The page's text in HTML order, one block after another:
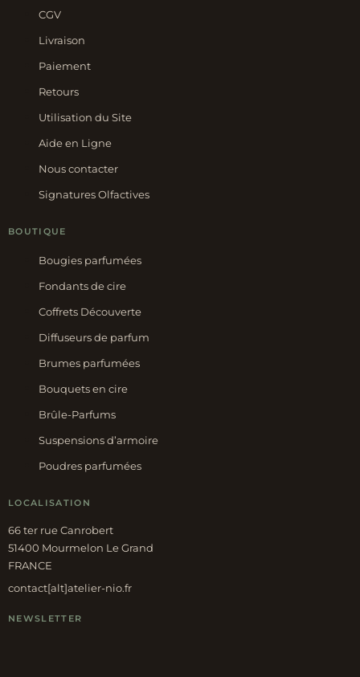
CGV
Livraison
Paiement
Retours
Utilisation du Site
Aide en Ligne
Nous contacter
Signatures Olfactives
BOUTIQUE
Bougies parfumées
Fondants de cire
Coffrets Découverte
Diffuseurs de parfum
Brumes parfumées
Bouquets en cire
Brûle-Parfums
Suspensions d’armoire
Poudres parfumées
LOCALISATION
66 ter rue Canrobert
51400 Mourmelon Le Grand
FRANCE
contact[alt]atelier-nio.fr
NEWSLETTER